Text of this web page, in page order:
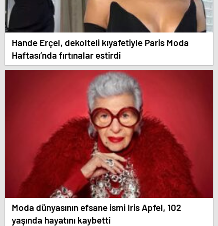
Hande Erçel, dekolteli kıyafetiyle Paris Moda
Haftası’nda fırtınalar estirdi
Moda dünyasının efsane ismi Iris Apfel, 102
yaşında hayatını kaybetti